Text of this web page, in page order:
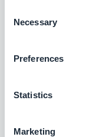
Selection
Necessary
Preferences
Statistics
Marketing
generare
notizia. La
di persone che